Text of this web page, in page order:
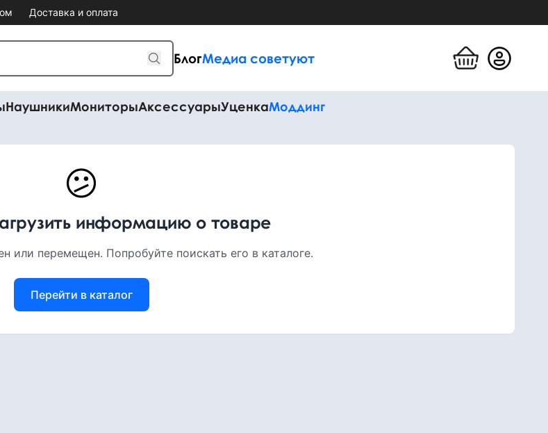
Доставка и оплата
БлогМедиа советуют
НаушникиМониторыАксессуарыУценкаМоддинг
😕
информацию о товаре
или перемещен. Попробуйте поискать его в каталоге.
Перейти в каталог